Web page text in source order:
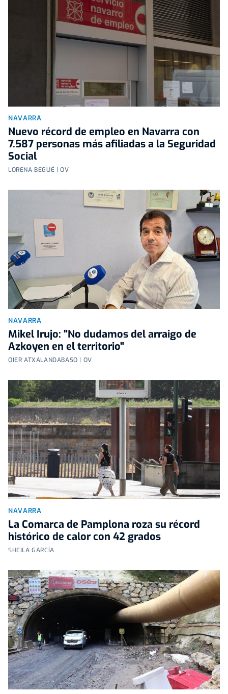
NAVARRA
Nuevo récord de empleo en Navarra con
7.587 personas más afiliadas a la Seguridad
Social
LORENA BEGUÉ | OV
NAVARRA
Mikel Irujo: "No dudamos del arraigo de
Azkoyen en el territorio"
OIER ATXALANDABASO | OV
NAVARRA
La Comarca de Pamplona roza su récord
histórico de calor con 42 grados
SHEILA GARCÍA